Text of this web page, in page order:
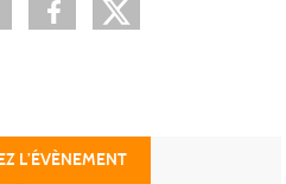
L’ÉVÈNEMENT